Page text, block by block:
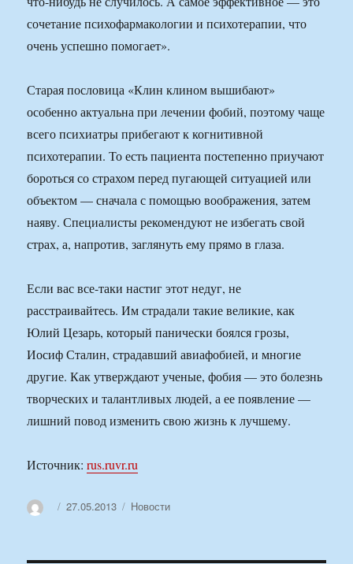
сочетание психофармакологии и психотерапии, что
очень успешно помогает».
Старая пословица «Клин клином вышибают»
особенно актуальна при лечении фобий, поэтому чаще
всего психиатры прибегают к когнитивной
психотерапии. То есть пациента постепенно приучают
бороться со страхом перед пугающей ситуацией или
объектом — сначала с помощью воображения, затем
наяву. Специалисты рекомендуют не избегать свой
страх, а, напротив, заглянуть ему прямо в глаза.
Если вас все-таки настиг этот недуг, не
расстраивайтесь. Им страдали такие великие, как
Юлий Цезарь, который панически боялся грозы,
Иосиф Сталин, страдавший авиафобией, и многие
другие. Как утверждают ученые, фобия — это болезнь
творческих и талантливых людей, а ее появление —
лишний повод изменить свою жизнь к лучшему.
Источник:rus.ruvr.ru
АвторОпубликовано
27.05.2013 Рубрики
Новости